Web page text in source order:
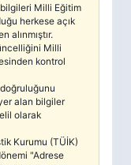
Milli Eğitim
herkese açık
alınmıştır.
Milli
kontrol
alan bilgiler
olarak
Kurumu (TÜİK)
"Adrese